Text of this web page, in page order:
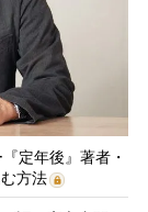
定年後』著者・
方法